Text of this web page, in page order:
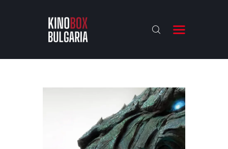
KINOBOX BULGARIA
БАХТИ НАГРАДИТЕ
ИНТЕРВЮТА